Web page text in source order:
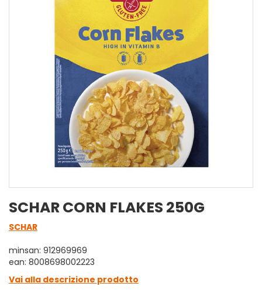
SCHAR CORN FLAKES 250G
SCHAR
minsan: 912969969
ean: 8008698002223
Vai alla descrizione prodotto